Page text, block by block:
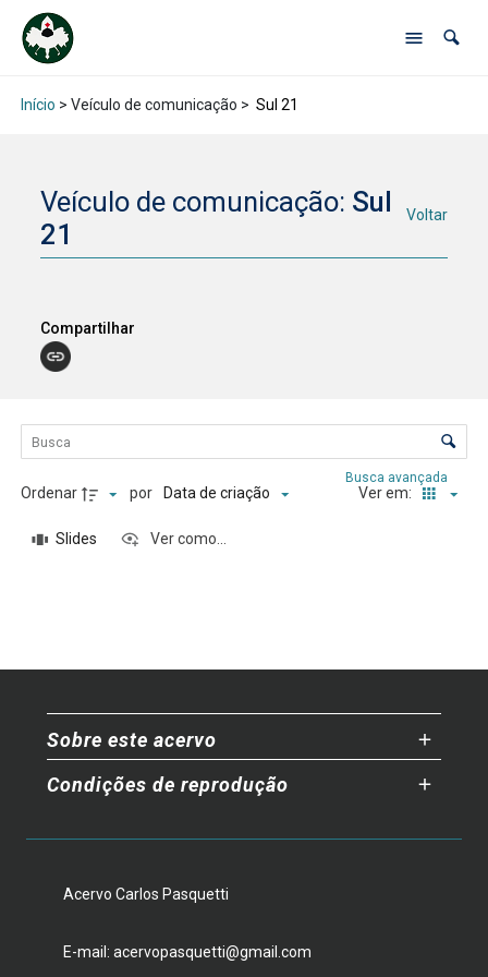
Início > Veículo de comunicação > Sul 21
Veículo de comunicação: Sul
21
Voltar
Compartilhar
Lista de itens
Controle de ordenação e visualização
Busca avançada
Ordenar por Data de criação Ver em:
Slides Ver como...
Sobre este acervo
Condições de reprodução
Acervo Carlos Pasquetti
E-mail: acervopasquetti@gmail.com